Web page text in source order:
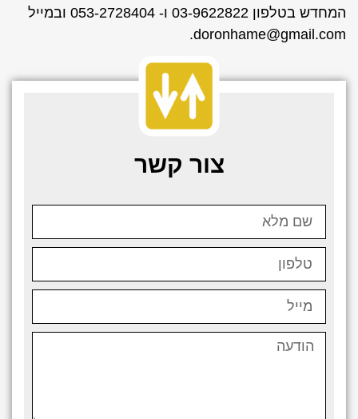
המחדש בטלפון 03-9622822 ו- 053-2728404 ובמייל
doronhame@gmail.com.
צור קשר